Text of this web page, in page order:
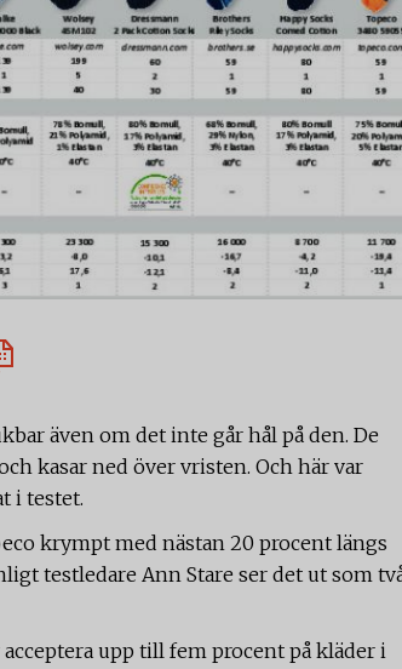
även om det inte går hål på den. De
kasar ned över vristen. Och här var
i testet.
krympt med nästan 20 procent längs
testledare Ann Stare ser det ut som
upp till fem procent på kläder i